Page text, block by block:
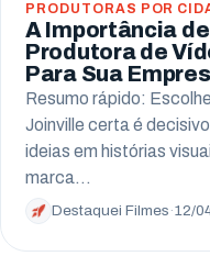
PRODUTORAS POR
A Importância
Produtora de
Para Sua
Resumo rápido:
Joinville certa é
ideias em histórias
marca…
Destaquei Filmes ·12/